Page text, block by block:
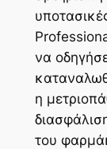
να
η
του